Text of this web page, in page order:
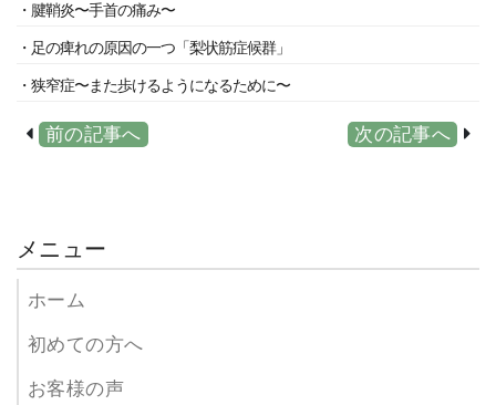
・腱鞘炎〜手首の痛み〜
・足の痺れの原因の一つ「梨状筋症候群」
・狭窄症〜また歩けるようになるために〜
前の記事へ 次の記事へ
メニュー
ホーム
初めての方へ
お客様の声